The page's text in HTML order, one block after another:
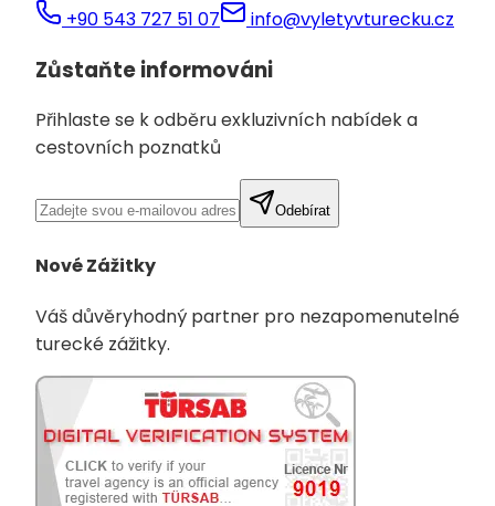
+90 543 727 51 07 info@vyletyvturecku.cz
Zůstaňte informováni
Přihlaste se k odběru exkluzivních nabídek a
cestovních poznatků
Odebírat
Nové Zážitky
Váš důvěryhodný partner pro nezapomenutelné
turecké zážitky.